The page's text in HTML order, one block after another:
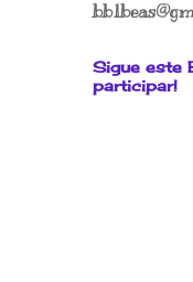
Sigue este
participar!